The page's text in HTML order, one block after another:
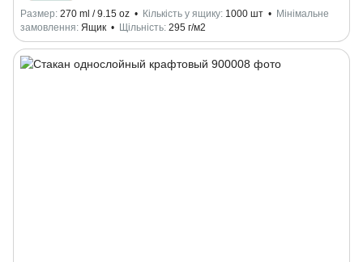
Размер 270 ml / 9.15 oz Кількість у ящику 1000 шт
Мінімальне
замовлення Ящик Щільність 295 г/м2